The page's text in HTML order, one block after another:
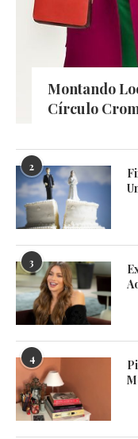
Montando
Círculo
2
3
4